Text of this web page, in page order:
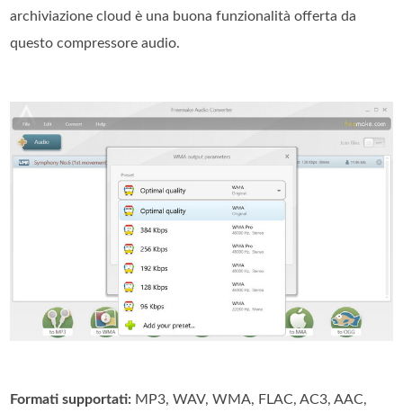
archiviazione cloud è una buona funzionalità offerta da
questo compressore audio.
Formati supportati: MP3, WAV, WMA, FLAC, AC3, AAC,